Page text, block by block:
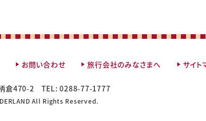
お問い合わせ 旅行会社のみなさまへ サイト
倉470-2 TEL:0288-77-1777
All Rights Reserved.